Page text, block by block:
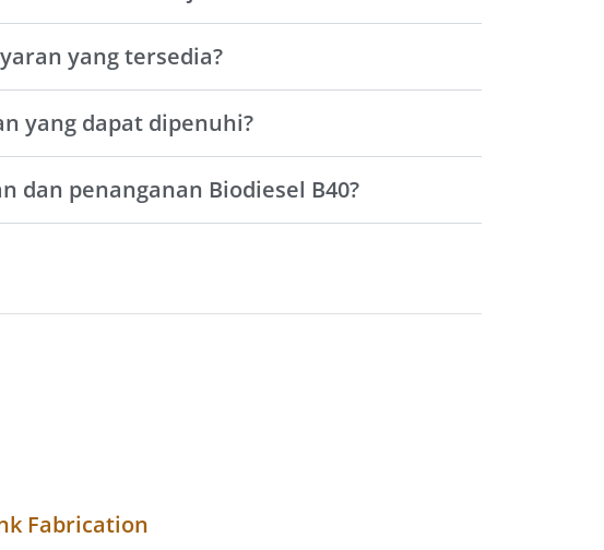
yang tersedia?
yang dapat dipenuhi?
dan penanganan Biodiesel B40?
Fabrication